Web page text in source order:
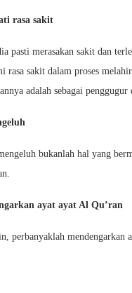
rasa sakit
pasti merasakan sakit dan
rasa sakit dalam proses
adalah sebagai penggugur
bukanlah hal yang
ayat ayat Al Qu’ran
perbanyaklah